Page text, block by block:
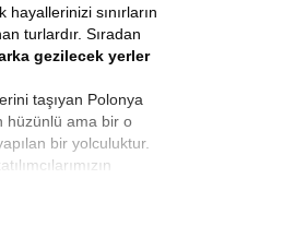
hayallerinizi sınırların
turlardır. Sıradan
gezilecek yerler
taşıyan Polonya
hüzünlü ama bir o
bir yolculuktur.